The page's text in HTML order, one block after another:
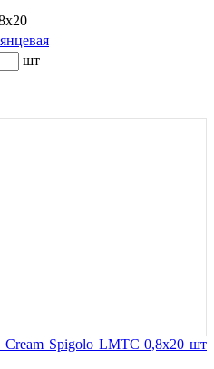
шт
Cream Spigolo LMTC 0,8x20 шт